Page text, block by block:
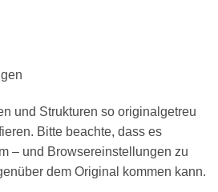
und Strukturen so originalgetreu
Bitte beachte, dass es
– und Browsereinstellungen zu
dem Original kommen kann.